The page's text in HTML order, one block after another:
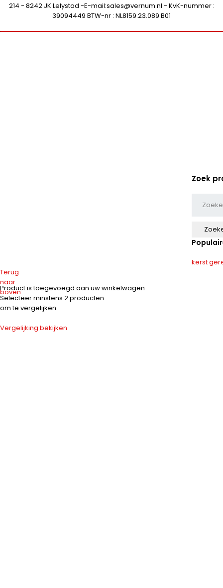
214 - 8242 JK Lelystad -E-mail:sales@vernum.nl - KvK-nummer :
39094449 BTW-nr : NL8159.23.089.B01
Zoek
kerst
Terug
naar
boven
Product is toegevoegd aan uw winkelwagen
Selecteer minstens 2 producten
om te vergelijken
Vergelijking bekijken